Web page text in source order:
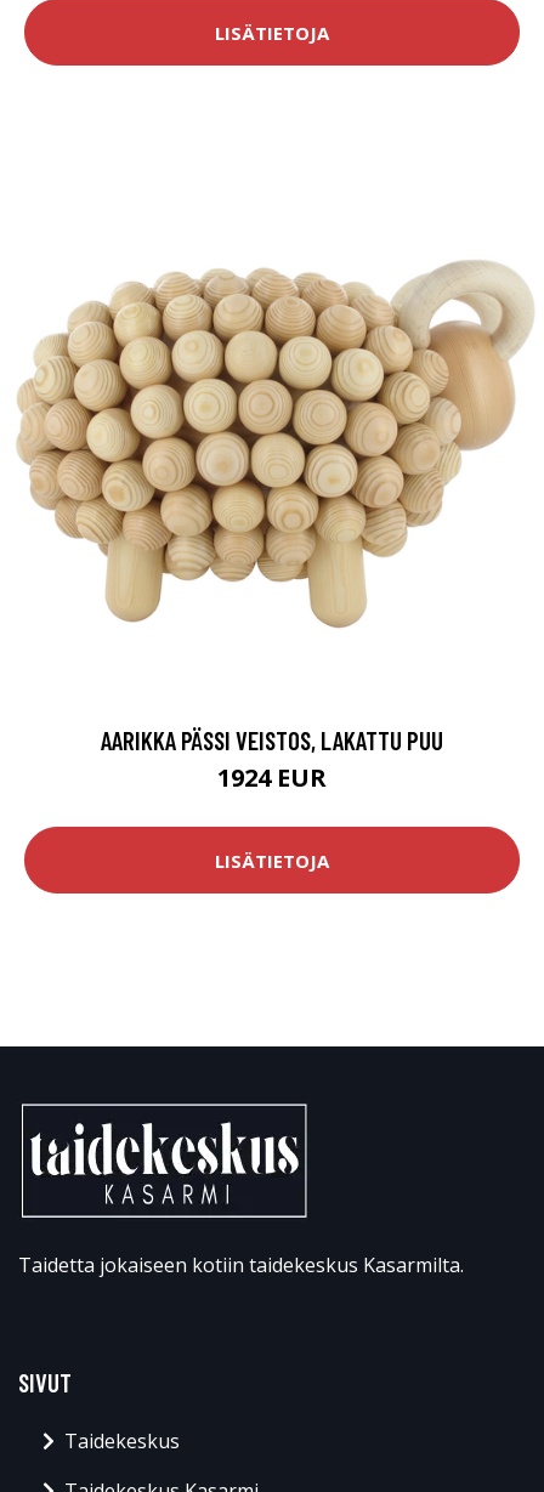
LISÄTIETOJA
AARIKKA PÄSSI VEISTOS, LAKATTU PUU
1924 EUR
LISÄTIETOJA
Taidetta jokaiseen kotiin taidekeskus Kasarmilta.
SIVUT
Taidekeskus